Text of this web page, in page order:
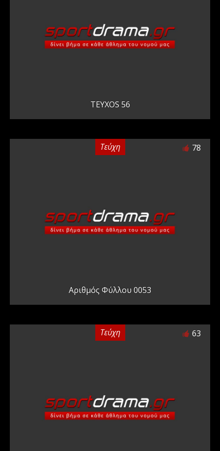
TEYXOS 56
Τεύχη 78
Αριθμός Φύλλου 0053
Τεύχη 63